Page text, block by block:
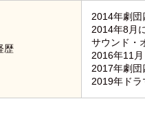
歴
2014年劇団
2014年8月
サウンド・
2016年11
2017年劇団
2019年ドラ